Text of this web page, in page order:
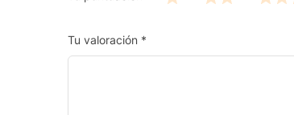
Tu valoración *